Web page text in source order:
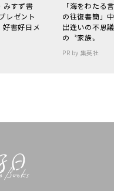
みすず書
レゼント
書好日メ
「海をわた
の往復書簡」
出逢いの不思
の〝家族〟
PR by 集英社